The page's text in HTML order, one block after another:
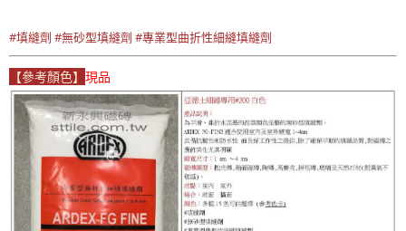
#填縫劑 #無砂型填縫劑 #專業型曲折性細縫填縫劑
【參考顏色】 現品